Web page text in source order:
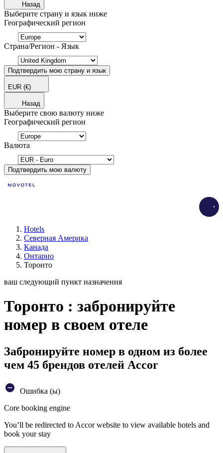
Назад
Выберите страну и язык ниже
Географический регион
Страна/Регион - Язык
Подтвердить мою страну и язык
EUR (€)
Назад
Выберите свою валюту ниже
Географический регион
Валюта
Подтвердить мою валюту
Hotels
Северная Америка
Канада
Онтарио
Торонто
ваш следующий пункт назначения
Торонто : забронируйте
номер в своем отеле
Забронируйте номер в одном из более
чем 45 брендов отелей Accor
Ошибка (ы)
Core booking engine
You’ll be redirected to Accor website to view available hotels and
book your stay